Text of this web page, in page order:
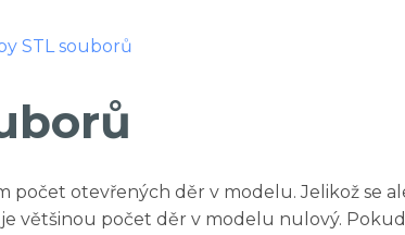
STL souborů
otevřených děr v modelu. Jelikož se
většinou počet děr v modelu nulový.